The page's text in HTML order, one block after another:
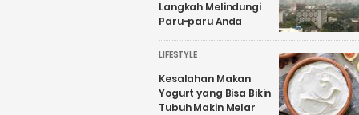
Langkah Melindungi
Paru-paru Anda
LIFESTYLE
Kesalahan Makan
Yogurt yang Bisa Bikin
Tubuh Makin Melar